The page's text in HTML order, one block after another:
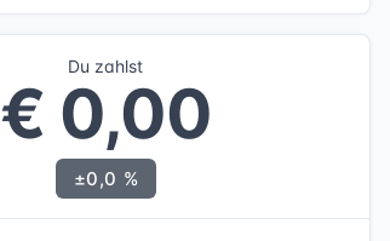
Du zahlst
€ 0,00
±0,0 %